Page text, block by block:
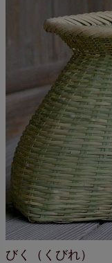
びく（くびれ）